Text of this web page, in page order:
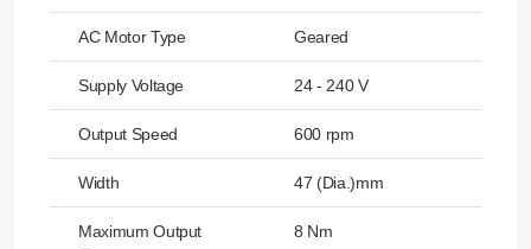
AC Motor Type Geared
Supply Voltage 24 - 240 V
Output Speed 600 rpm
Width 47 (Dia.)mm
Maximum Output
8 Nm